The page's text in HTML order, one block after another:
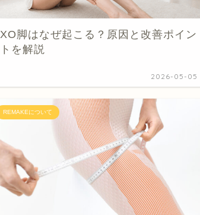
XO脚はなぜ起こる？原因と改善ポイン
トを解説
2026-05-05
REMAKEについて